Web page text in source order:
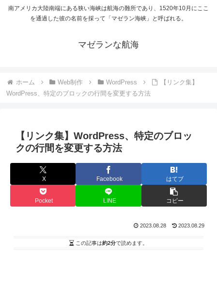
南アメリカ大陸南端にある狭い海峡は航海の難所であり、1520年10月にここ
を通過した彼の名前を採って「マゼラン海峡」と呼ばれる。
マゼランな航海
ホーム Web制作 WordPress
【リンク集】
WordPress、特定のブロックの行間を変更する方法
【リンク集】WordPress、特定のブロッ
クの行間を変更する方法
X Facebook はてブ
Pocket LINE コピー
2023.08.28 2023.08.29
この記事は約2分で読めます。